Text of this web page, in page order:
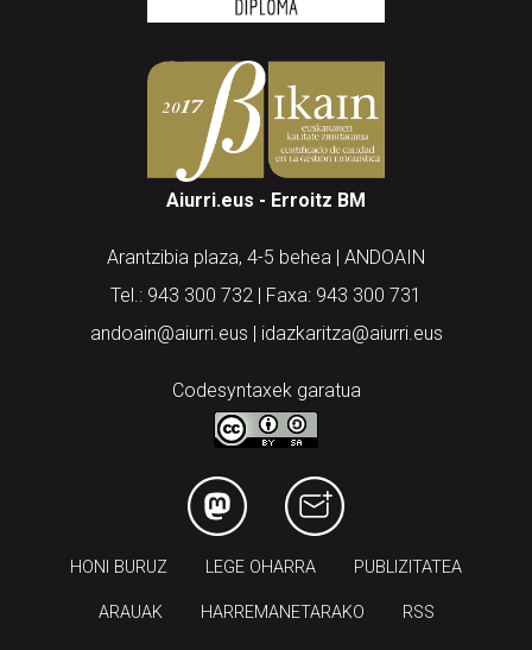
Aiurri.eus - Erroitz BM
Arantzibia plaza, 4-5 behea | ANDOAIN
Tel.: 943 300 732 | Faxa: 943 300 731
andoain@aiurri.eus | idazkaritza@aiurri.eus
Codesyntaxek garatua
HONI BURUZ LEGE OHARRA PUBLIZITATEA
ARAUAK HARREMANETARAKO RSS